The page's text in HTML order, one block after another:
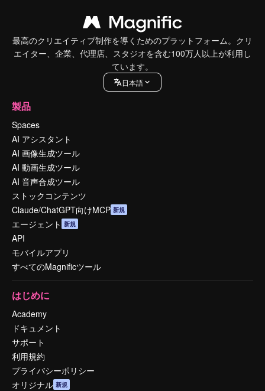
最高のクリエイティブ制作を導くためのプラットフォーム。クリ
エイター、企業、代理店、スタジオを含む100万人以上が利用し
ています。
日本語
製品
Spaces
AI アシスタント
AI 画像生成ツール
AI 動画生成ツール
AI 音声合成ツール
ストックコンテンツ
Claude/ChatGPT向けMCP 新規
エージェント 新規
API
モバイルアプリ
すべてのMagnificツール
はじめに
Academy
ドキュメント
サポート
利用規約
プライバシーポリシー
オリジナル 新規